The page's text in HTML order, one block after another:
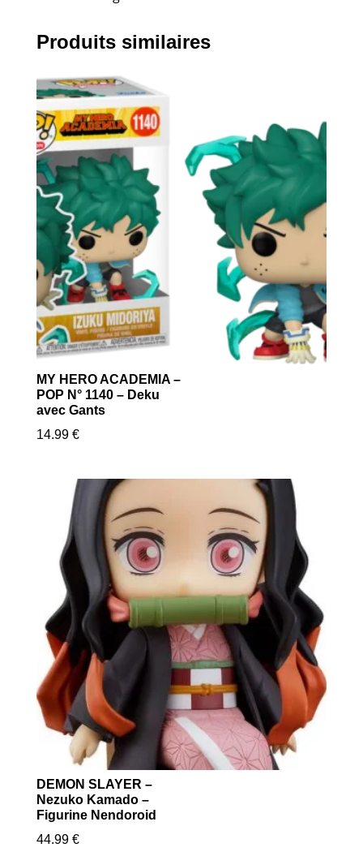
Produits similaires
MY HERO ACADEMIA –
POP N° 1140 – Deku
avec Gants
14.99 €
DEMON SLAYER –
Nezuko Kamado –
Figurine Nendoroid
44.99 €